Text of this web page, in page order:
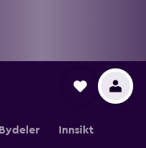
Bydeler Innsikt